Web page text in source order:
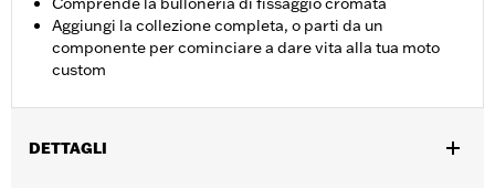
Aggiungi la collezione completa, o parti da un
componente per cominciare a dare vita alla tua moto
custom
DETTAGLI